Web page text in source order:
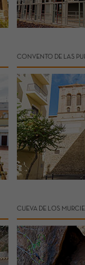
CONVENTO DE LAS
CUEVA DE LOS